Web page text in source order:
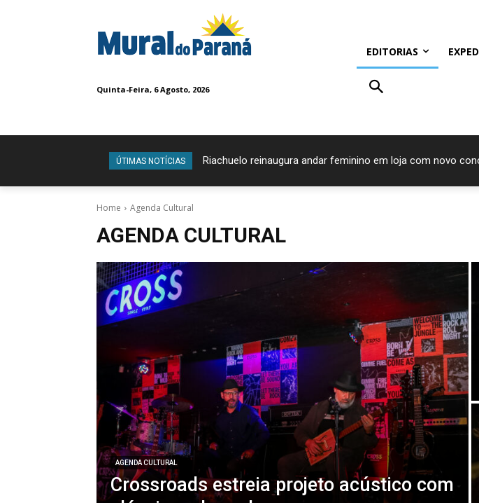
Quinta-Feira, 6 Agosto, 2026
EDITORIAS
ÚTIMAS NOTÍCIAS Riachuelo reinaugura andar feminino em loja com novo
Confira os vencedores do Prêmio Bom Gourmet 2026
Home Agenda Cultural
AGENDA CULTURAL
AGENDA CULTURAL
Crossroads estreia projeto acústico com